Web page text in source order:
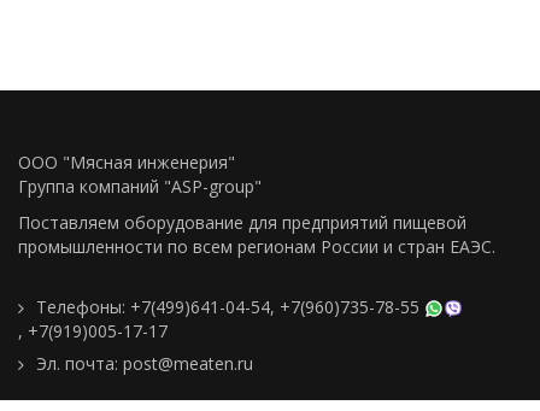
ООО "Мясная инженерия"
Группа компаний "ASP-group"
Поставляем оборудование для предприятий пищевой
промышленности по всем регионам Росcии и стран ЕАЭС.
Телефоны: +7(499)641-04-54, +7(960)735-78-55
, +7(919)005-17-17
Эл. почта: post@meaten.ru